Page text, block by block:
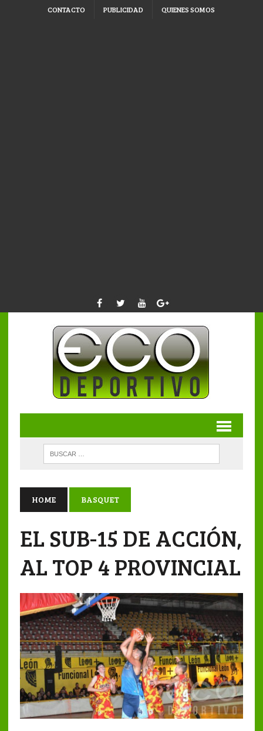
CONTACTO PUBLICIDAD QUIENES SOMOS
HOME BASQUET
EL SUB-15 DE ACCIÓN,
AL TOP 4 PROVINCIAL